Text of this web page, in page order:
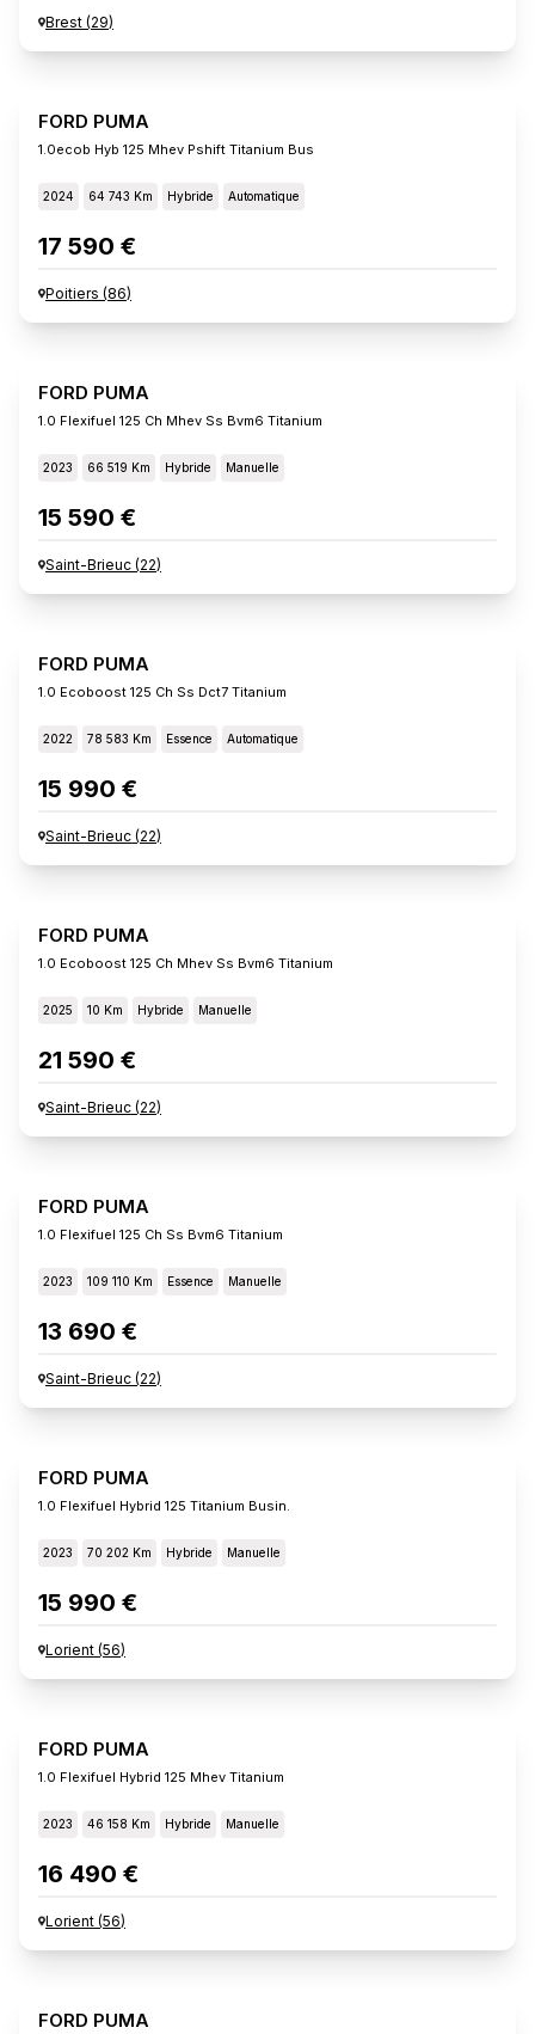
Brest (29)
FORD PUMA
1.0ecob Hyb 125 Mhev Pshift Titanium Bus
2024 64 743 Km Hybride Automatique
17 590 €
Poitiers (86)
FORD PUMA
1.0 Flexifuel 125 Ch Mhev Ss Bvm6 Titanium
2023 66 519 Km Hybride Manuelle
15 590 €
Saint-Brieuc (22)
FORD PUMA
1.0 Ecoboost 125 Ch Ss Dct7 Titanium
2022 78 583 Km Essence Automatique
15 990 €
Saint-Brieuc (22)
FORD PUMA
1.0 Ecoboost 125 Ch Mhev Ss Bvm6 Titanium
2025 10 Km Hybride Manuelle
21 590 €
Saint-Brieuc (22)
FORD PUMA
1.0 Flexifuel 125 Ch Ss Bvm6 Titanium
2023 109 110 Km Essence Manuelle
13 690 €
Saint-Brieuc (22)
FORD PUMA
1.0 Flexifuel Hybrid 125 Titanium Busin.
2023 70 202 Km Hybride Manuelle
15 990 €
Lorient (56)
FORD PUMA
1.0 Flexifuel Hybrid 125 Mhev Titanium
2023 46 158 Km Hybride Manuelle
16 490 €
Lorient (56)
FORD PUMA